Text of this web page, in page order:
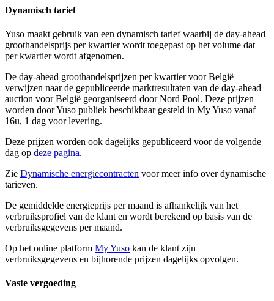
Dynamisch tarief
Yuso maakt gebruik van een dynamisch tarief waarbij de day-ahead
groothandelsprijs per kwartier wordt toegepast op het volume dat
per kwartier wordt afgenomen.
De day-ahead groothandelsprijzen per kwartier voor België
verwijzen naar de gepubliceerde marktresultaten van de day-ahead
auction voor België georganiseerd door Nord Pool. Deze prijzen
worden door Yuso publiek beschikbaar gesteld in My Yuso vanaf
16u, 1 dag voor levering.
Deze prijzen worden ook dagelijks gepubliceerd voor de volgende
dag op deze pagina.
Zie Dynamische energiecontracten voor meer info over dynamische
tarieven.
De gemiddelde energieprijs per maand is afhankelijk van het
verbruiksprofiel van de klant en wordt berekend op basis van de
verbruiksgegevens per maand.
Op het online platform My Yuso kan de klant zijn
verbruiksgegevens en bijhorende prijzen dagelijks opvolgen.
Vaste vergoeding